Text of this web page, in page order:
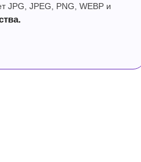
JPG, JPEG, PNG, WEBP и